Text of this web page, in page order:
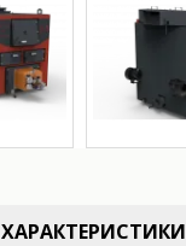
ХАРАКТЕРИСТИКИ